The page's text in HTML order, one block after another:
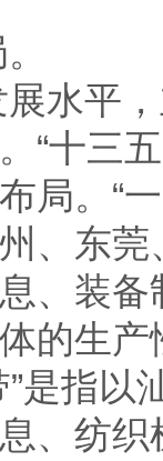
水平
“十三
局。“
、东
、装
的生
”是指
、纺